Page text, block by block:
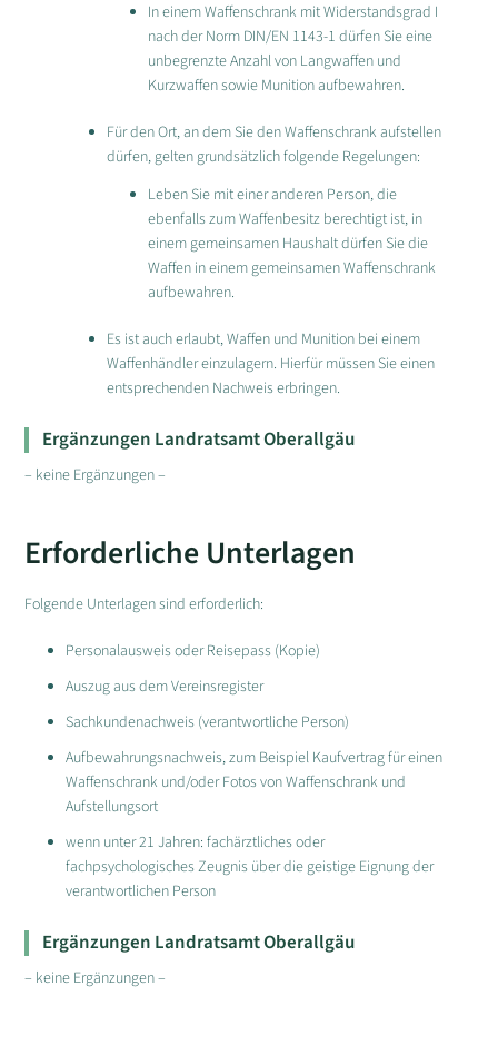
In einem Waffenschrank mit Widerstandsgrad I
nach der Norm DIN/EN 1143-1 dürfen Sie eine
unbegrenzte Anzahl von Langwaffen und
Kurzwaffen sowie Munition aufbewahren.
Für den Ort, an dem Sie den Waffenschrank aufstellen
dürfen, gelten grundsätzlich folgende Regelungen:
Leben Sie mit einer anderen Person, die
ebenfalls zum Waffenbesitz berechtigt ist, in
einem gemeinsamen Haushalt dürfen Sie die
Waffen in einem gemeinsamen Waffenschrank
aufbewahren.
Es ist auch erlaubt, Waffen und Munition bei einem
Waffenhändler einzulagern. Hierfür müssen Sie einen
entsprechenden Nachweis erbringen.
Ergänzungen Landratsamt Oberallgäu
– keine Ergänzungen –
Erforderliche Unterlagen
Folgende Unterlagen sind erforderlich:
Personalausweis oder Reisepass (Kopie)
Auszug aus dem Vereinsregister
Sachkundenachweis (verantwortliche Person)
Aufbewahrungsnachweis, zum Beispiel Kaufvertrag für einen
Waffenschrank und/oder Fotos von Waffenschrank und
Aufstellungsort
wenn unter 21 Jahren: fachärztliches oder
fachpsychologisches Zeugnis über die geistige Eignung der
verantwortlichen Person
Ergänzungen Landratsamt Oberallgäu
– keine Ergänzungen –